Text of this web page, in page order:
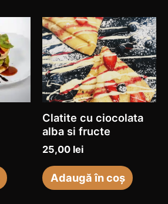
Clatite cu ciocolata
alba si fructe
25,00 lei
Adaugă în coș